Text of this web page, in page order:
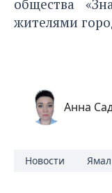
общества
жителями
Анна
Новости Ямал